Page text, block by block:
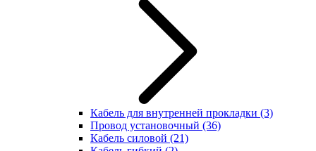
Кабель для внутренней прокладки (3)
Провод установочный (36)
Кабель силовой (21)